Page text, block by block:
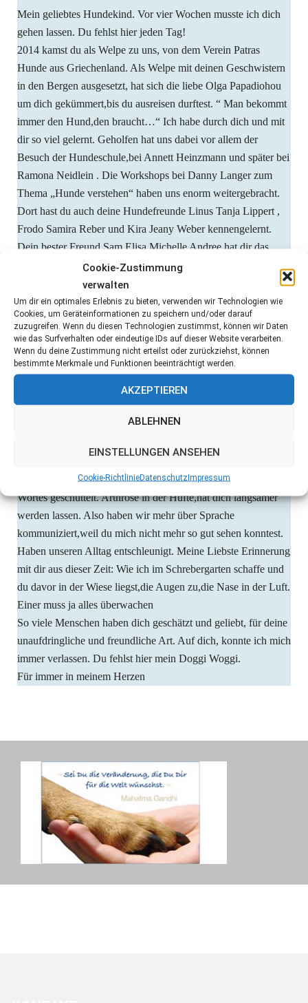
Cookie-Zustimmung
verwalten
Um dir ein optimales Erlebnis zu bieten, verwenden wir Technologien wie
Cookies, um Geräteinformationen zu speichern und/oder darauf
zuzugreifen. Wenn du diesen Technologien zustimmst, können wir Daten
wie das Surfverhalten oder eindeutige IDs auf dieser Website verarbeiten.
Wenn du deine Zustimmung nicht erteilst oder zurückziehst, können
bestimmte Merkmale und Funktionen beeinträchtigt werden.
AKZEPTIEREN
ABLEHNEN
EINSTELLUNGEN ANSEHEN
Cookie-RichtlinieDatenschutzImpressum
Mein geliebtes Hundekind. Vor vier Wochen musste ich dich
gehen lassen. Du fehlst hier jeden Tag!
2014 kamst du als Welpe zu uns, von dem Verein Patras
Hunde aus Griechenland. Als Welpe mit deinen Geschwistern
in den Bergen ausgesetzt, hat sich die liebe Olga Papadiohou
um dich gekümmert,bis du ausreisen durftest. “ Man bekommt
immer den Hund,den braucht…“ Ich habe durch dich und mit
dir so viel gelernt. Geholfen hat uns dabei vor allem der
Besuch der Hundeschule,bei Annett Heinzmann und später bei
Ramona Neidlein . Die Workshops bei Danny Langer zum
Thema „Hunde verstehen“ haben uns enorm weitergebracht.
Dort hast du auch deine Hundefreunde Linus Tanja Lippert ,
Frodo Samira Reber und Kira Jeany Weber kennengelernt.
Dein bester Freund Sam Elisa Michelle Andree hat dir das
Wichtigste beigebracht und viele Jahre wärt ihr ein
unschlagbares Team.
12 Jahre waren uns vergönnt. Du, immer an meiner Seite. Am
Anfang jung,wild und voller Tatendrang. Mit den Jahren
wurdest du ruhiger. Du hast immer deine eigenen
Entscheidungen getroffen,und ich habe versucht, die
Rahmenbedingungen dafür zu schaffen. Du hast mich
beschützt,wenn dir Jemand komisch vorkam, und ich
dich,wenn die Menschen dir zu viel waren. In den letzten drei
Jahren,bist du alt geworden. Es war ein Prozess. Immer wieder
schwinden lassen. Parkinson hat dich im wahrsten Sinne des
Wortes geschüttelt. Arthrose in der Hüfte,hat dich langsamer
werden lassen. Also haben wir mehr über Sprache
kommuniziert,weil du mich nicht mehr so gut sehen konntest.
Haben unseren Alltag entschleunigt. Meine Liebste Erinnerung
mit dir aus dieser Zeit: Wie ich im Schrebergarten schaffe und
du davor in der Wiese liegst,die Augen zu,die Nase in der Luft.
Einer muss ja alles überwachen
So viele Menschen haben dich geschätzt und geliebt, für deine
unaufdringliche und freundliche Art. Auf dich, konnte ich mich
immer verlassen. Du fehlst hier mein Doggi Woggi.
Für immer in meinem Herzen